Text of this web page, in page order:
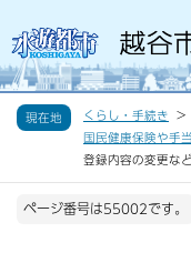
現在地 くらし・手続き
国民健康保険や手
登録内容の変更な
ページ番号は55002です。